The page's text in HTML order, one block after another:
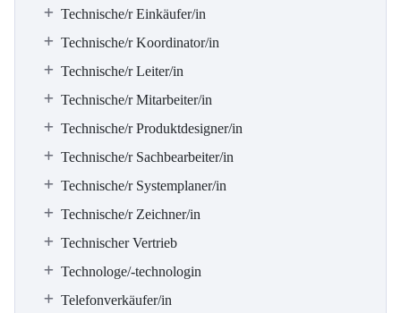
Technische/r Einkäufer/in
Technische/r Koordinator/in
Technische/r Leiter/in
Technische/r Mitarbeiter/in
Technische/r Produktdesigner/in
Technische/r Sachbearbeiter/in
Technische/r Systemplaner/in
Technische/r Zeichner/in
Technischer Vertrieb
Technologe/-technologin
Telefonverkäufer/in